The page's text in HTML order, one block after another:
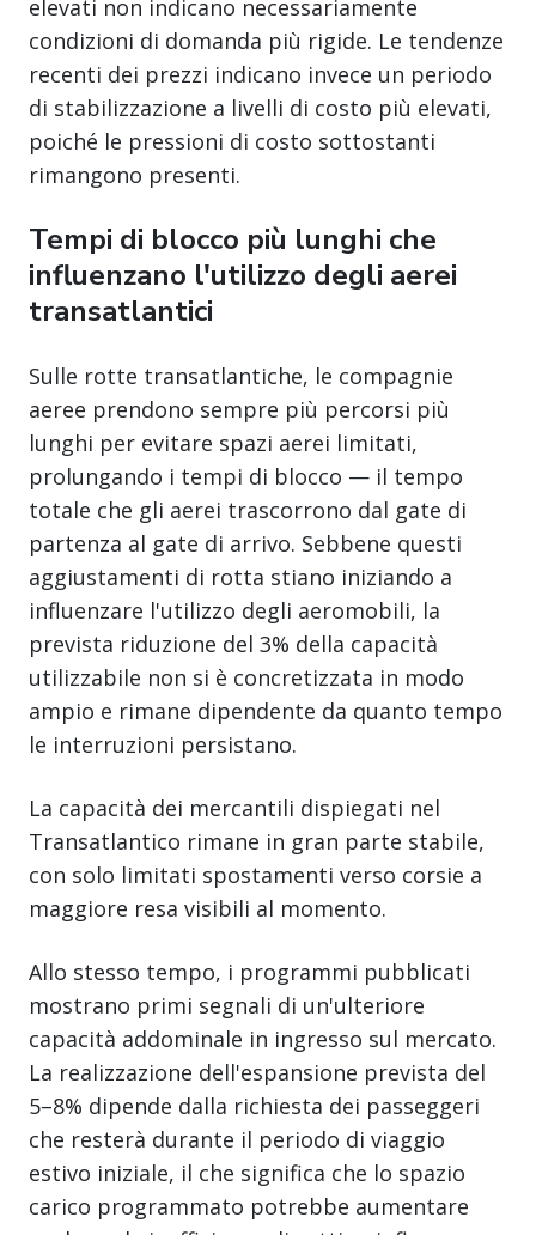
elevati non indicano necessariamente
condizioni di domanda più rigide. Le tendenze
recenti dei prezzi indicano invece un periodo
di stabilizzazione a livelli di costo più elevati,
poiché le pressioni di costo sottostanti
rimangono presenti.
Tempi di blocco più lunghi che
influenzano l'utilizzo degli aerei
transatlantici
Sulle rotte transatlantiche, le compagnie
aeree prendono sempre più percorsi più
lunghi per evitare spazi aerei limitati,
prolungando i tempi di blocco — il tempo
totale che gli aerei trascorrono dal gate di
partenza al gate di arrivo. Sebbene questi
aggiustamenti di rotta stiano iniziando a
influenzare l'utilizzo degli aeromobili, la
prevista riduzione del 3% della capacità
utilizzabile non si è concretizzata in modo
ampio e rimane dipendente da quanto tempo
le interruzioni persistano.
La capacità dei mercantili dispiegati nel
Transatlantico rimane in gran parte stabile,
con solo limitati spostamenti verso corsie a
maggiore resa visibili al momento.
Allo stesso tempo, i programmi pubblicati
mostrano primi segnali di un'ulteriore
capacità addominale in ingresso sul mercato.
La realizzazione dell'espansione prevista del
5–8% dipende dalla richiesta dei passeggeri
che resterà durante il periodo di viaggio
estivo iniziale, il che significa che lo spazio
carico programmato potrebbe aumentare